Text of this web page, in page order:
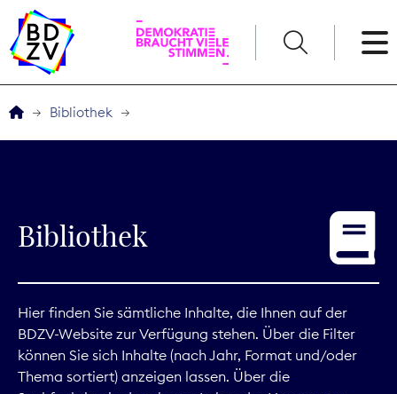
Service
Digitales
Kommunikation
Bibliothek
Bibliothek
Hier finden Sie sämtliche Inhalte, die Ihnen auf der
BDZV-Website zur Verfügung stehen. Über die Filter
können Sie sich Inhalte (nach Jahr, Format und/oder
Thema sortiert) anzeigen lassen. Über die